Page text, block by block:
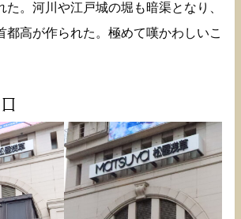
た。河川や江戸城の堀も暗渠となり、
都高が作られた。極めて嘆かわしいこ